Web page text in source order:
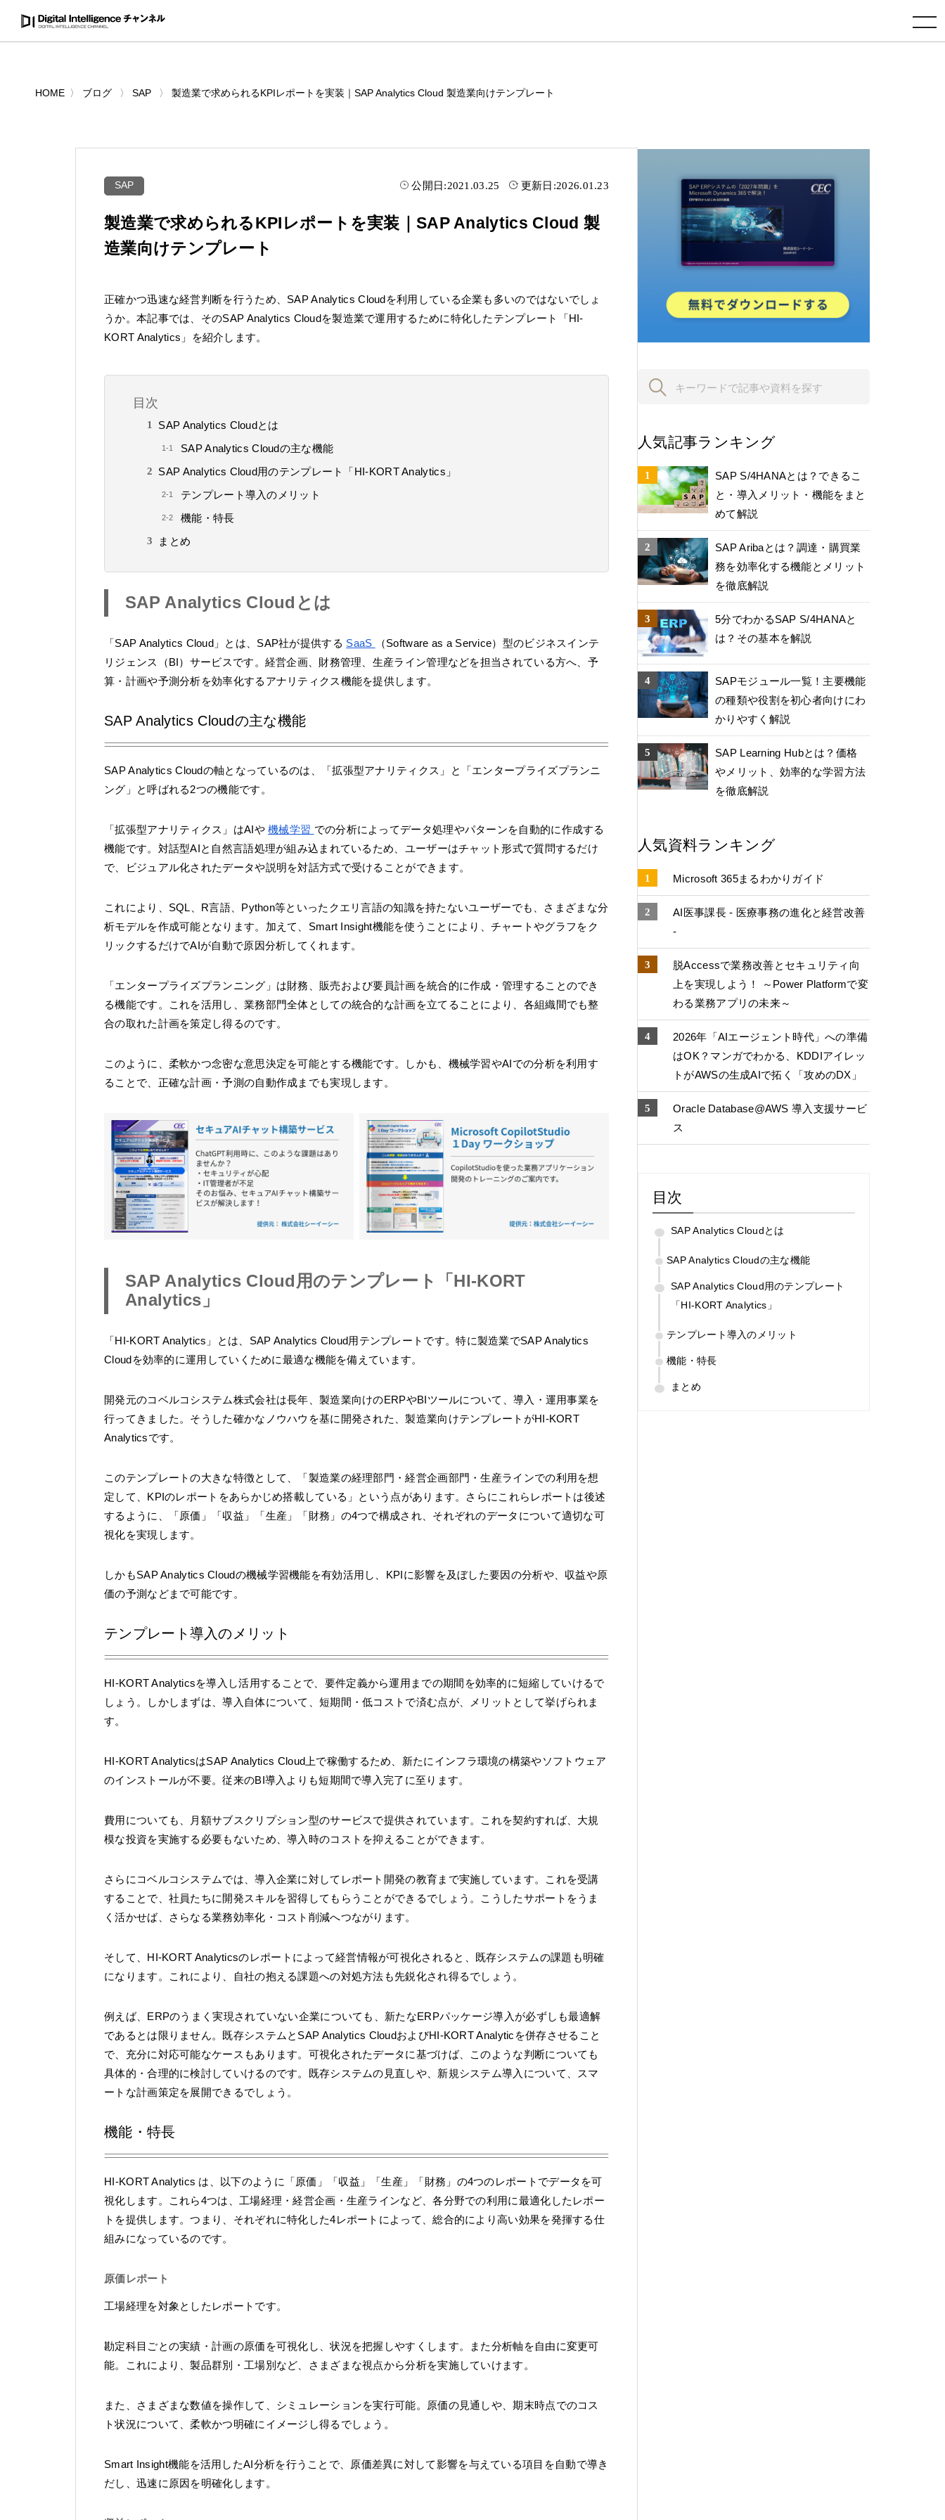
toggle navigation
HOME ブログ SAP 製造業で求められるKPIレポートを実装｜SAP Analytics Cloud 製造業向けテンプレート
SAP 公開日:2021.03.25 更新日:2026.01.23
製造業で求められるKPIレポートを実装｜SAP Analytics Cloud 製
造業向けテンプレート
正確かつ迅速な経営判断を行うため、SAP Analytics Cloudを利用している企業も多いのではないでしょ
うか。本記事では、そのSAP Analytics Cloudを製造業で運用するために特化したテンプレート「HI-
KORT Analytics」を紹介します。
目次
SAP Analytics Cloudとは
SAP Analytics Cloudの主な機能
SAP Analytics Cloud用のテンプレート「HI-KORT Analytics」
テンプレート導入のメリット
機能・特長
まとめ
SAP Analytics Cloudとは
「SAP Analytics Cloud」とは、SAP社が提供する SaaS
（Software as a Service）型のビジネスインテ
リジェンス（BI）サービスです。経営企画、財務管理、生産ライン管理などを担当されている方へ、予
算・計画や予測分析を効率化するアナリティクス機能を提供します。
SAP Analytics Cloudの主な機能
SAP Analytics Cloudの軸となっているのは、「拡張型アナリティクス」と「エンタープライズプランニ
ング」と呼ばれる2つの機能です。
「拡張型アナリティクス」はAIや機械学習 での分析によってデータ処理やパターンを自動的に作成する
機能です。対話型AIと自然言語処理が組み込まれているため、ユーザーはチャット形式で質問するだけ
で、ビジュアル化されたデータや説明を対話方式で受けることができます。
これにより、SQL、R言語、Python等といったクエリ言語の知識を持たないユーザーでも、さまざまな分
析モデルを作成可能となります。加えて、Smart Insight機能を使うことにより、チャートやグラフをク
リックするだけでAIが自動で原因分析してくれます。
「エンタープライズプランニング」は財務、販売および要員計画を統合的に作成・管理することのでき
る機能です。これを活用し、業務部門全体としての統合的な計画を立てることにより、各組織間でも整
合の取れた計画を策定し得るのです。
このように、柔軟かつ念密な意思決定を可能とする機能です。しかも、機械学習やAIでの分析を利用す
ることで、正確な計画・予測の自動作成までも実現します。
SAP Analytics Cloud用のテンプレート「HI-KORT
Analytics」
「HI-KORT Analytics」とは、SAP Analytics Cloud用テンプレートです。特に製造業でSAP Analytics
Cloudを効率的に運用していくために最適な機能を備えています。
開発元のコベルコシステム株式会社は長年、製造業向けのERPやBIツールについて、導入・運用事業を
行ってきました。そうした確かなノウハウを基に開発された、製造業向けテンプレートがHI-KORT
Analyticsです。
このテンプレートの大きな特徴として、「製造業の経理部門・経営企画部門・生産ラインでの利用を想
定して、KPIのレポートをあらかじめ搭載している」という点があります。さらにこれらレポートは後述
するように、「原価」「収益」「生産」「財務」の4つで構成され、それぞれのデータについて適切な可
視化を実現します。
しかもSAP Analytics Cloudの機械学習機能を有効活用し、KPIに影響を及ぼした要因の分析や、収益や原
価の予測などまで可能です。
テンプレート導入のメリット
HI-KORT Analyticsを導入し活用することで、要件定義から運用までの期間を効率的に短縮していけるで
しょう。しかしまずは、導入自体について、短期間・低コストで済む点が、メリットとして挙げられま
す。
HI-KORT AnalyticsはSAP Analytics Cloud上で稼働するため、新たにインフラ環境の構築やソフトウェア
のインストールが不要。従来のBI導入よりも短期間で導入完了に至ります。
費用についても、月額サブスクリプション型のサービスで提供されています。これを契約すれば、大規
模な投資を実施する必要もないため、導入時のコストを抑えることができます。
さらにコベルコシステムでは、導入企業に対してレポート開発の教育まで実施しています。これを受講
することで、社員たちに開発スキルを習得してもらうことができるでしょう。こうしたサポートをうま
く活かせば、さらなる業務効率化・コスト削減へつながります。
そして、HI-KORT Analyticsのレポートによって経営情報が可視化されると、既存システムの課題も明確
になります。これにより、自社の抱える課題への対処方法も先鋭化され得るでしょう。
例えば、ERPのうまく実現されていない企業についても、新たなERPパッケージ導入が必ずしも最適解
であるとは限りません。既存システムとSAP Analytics CloudおよびHI-KORT Analyticを併存させること
で、充分に対応可能なケースもあります。可視化されたデータに基づけば、このような判断についても
具体的・合理的に検討していけるのです。既存システムの見直しや、新規システム導入について、スマ
ートな計画策定を展開できるでしょう。
機能・特長
HI-KORT Analytics は、以下のように「原価」「収益」「生産」「財務」の4つのレポートでデータを可
視化します。これら4つは、工場経理・経営企画・生産ラインなど、各分野での利用に最適化したレポー
トを提供します。つまり、それぞれに特化した4レポートによって、総合的により高い効果を発揮する仕
組みになっているのです。
原価レポート
工場経理を対象としたレポートです。
勘定科目ごとの実績・計画の原価を可視化し、状況を把握しやすくします。また分析軸を自由に変更可
能。これにより、製品群別・工場別など、さまざまな視点から分析を実施していけます。
また、さまざまな数値を操作して、シミュレーションを実行可能。原価の見通しや、期末時点でのコス
ト状況について、柔軟かつ明確にイメージし得るでしょう。
Smart Insight機能を活用したAI分析を行うことで、原価差異に対して影響を与えている項目を自動で導き
だし、迅速に原因を明確化します。
人気記事ランキング
SAP S/4HANAとは？できるこ
と・導入メリット・機能をまと
めて解説
SAP Aribaとは？調達・購買業
務を効率化する機能とメリット
を徹底解説
5分でわかるSAP S/4HANAと
は？その基本を解説
SAPモジュール一覧！主要機能
の種類や役割を初心者向けにわ
かりやすく解説
SAP Learning Hubとは？価格
やメリット、効率的な学習方法
を徹底解説
人気資料ランキング
Microsoft 365まるわかりガイド
AI医事課長 - 医療事務の進化と経営改善
-
脱Accessで業務改善とセキュリティ向
上を実現しよう！ ～Power Platformで変
わる業務アプリの未来～
2026年「AIエージェント時代」への準備
はOK？マンガでわかる、KDDIアイレッ
トがAWSの生成AIで拓く「攻めのDX」
Oracle Database@AWS 導入支援サービ
ス
目次
SAP Analytics Cloudとは
SAP Analytics Cloudの主な機能
SAP Analytics Cloud用のテンプレート
「HI-KORT Analytics」
テンプレート導入のメリット
機能・特長
まとめ